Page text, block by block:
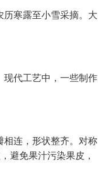
寒露至小雪采摘。大
现代工艺中，一些制作
相连，形状整齐。对称
避免果汁污染果皮，